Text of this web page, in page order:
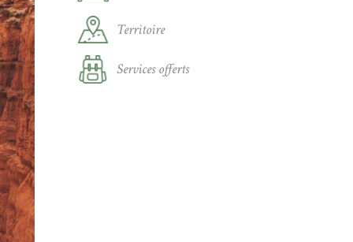
Territoire
Services offerts